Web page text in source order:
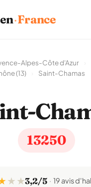
en·France
Alpes-Côte d'Azur
(13)
Saint-Chamas
13250
★ ★3,2/5 19 avis